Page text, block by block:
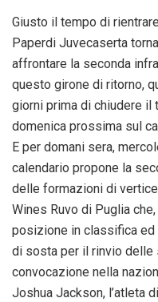
Giusto il tempo di
Paperdi Juvecaserta
affrontare la seconda
questo girone di ritorno,
giorni prima di chiudere
domenica prossima sul
E per domani sera,
calendario propone la
delle formazioni di
Wines Ruvo di Puglia
posizione in classifica
di sosta per il rinvio delle
convocazione nella
Joshua Jackson, l’atleta